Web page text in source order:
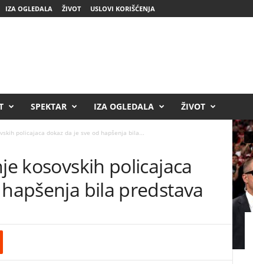
IZA OGLEDALA ŽIVOT USLOVI KORIŠĆENJA
SPEKTAR IZA OGLEDALA ŽIVOT
policajaca dokaz da je sve od hapšenja bila...
kosovskih policajaca
bila predstava